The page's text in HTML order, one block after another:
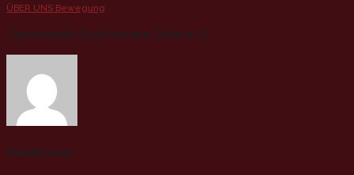
ÜBER UNS Bewegung
Taekwondo Sportschule Cinar e. V.
Kemal Cinar